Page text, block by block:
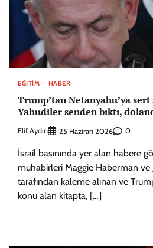
EĞITIM HABER
Trump’tan Netanyahu’ya
Yahudiler senden bıktı,
Elif Aydın 25 Haziran 2026 0
İsrail basınında yer alan habere
muhabirleri Maggie Haberman ve
tarafından kaleme alınan ve
konu alan kitapta, […]